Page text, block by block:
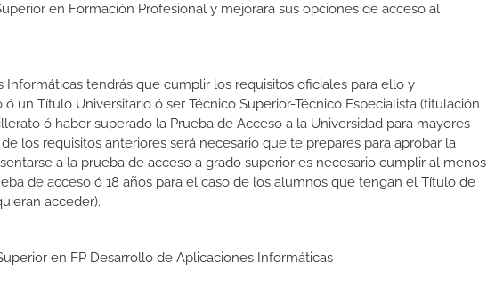
en Formación Profesional y mejorará sus opciones de acceso al
Informáticas tendrás que cumplir los requisitos oficiales para ello y
un Título Universitario ó ser Técnico Superior-Técnico Especialista (titulación
ó haber superado la Prueba de Acceso a la Universidad para mayores
los requisitos anteriores será necesario que te prepares para aprobar la
a la prueba de acceso a grado superior es necesario cumplir al menos
de acceso ó 18 años para el caso de los alumnos que tengan el Título de
acceder).
en FP Desarrollo de Aplicaciones Informáticas